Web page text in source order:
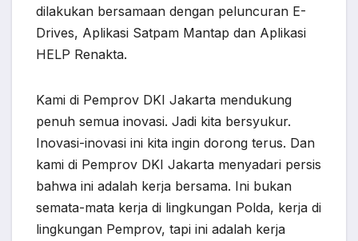
dilakukan bersamaan dengan peluncuran E-
Drives, Aplikasi Satpam Mantap dan Aplikasi
HELP Renakta.
Kami di Pemprov DKI Jakarta mendukung
penuh semua inovasi. Jadi kita bersyukur.
Inovasi-inovasi ini kita ingin dorong terus. Dan
kami di Pemprov DKI Jakarta menyadari persis
bahwa ini adalah kerja bersama. Ini bukan
semata-mata kerja di lingkungan Polda, kerja di
lingkungan Pemprov, tapi ini adalah kerja